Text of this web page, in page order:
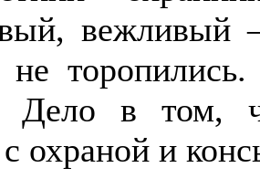
вежливый
не
Дело в том,
охраной и